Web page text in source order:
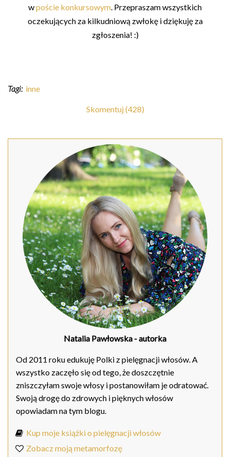
wpoście konkursowym . Przepraszam wszystkich
oczekujących za kilkudniową zwłokę i dziękuję za
zgłoszenia! :)
Tagi: inne
Skomentuj (428)
Natalia Pawłowska - autorka
Od 2011 roku edukuję Polki z pielęgnacji włosów. A
wszystko zaczęło się od tego, że doszczętnie
zniszczyłam swoje włosy i postanowiłam je odratować.
Swoją drogę do zdrowych i pięknych włosów
opowiadam na tym blogu.
Kup moje książki o pielęgnacji włosów
Zobacz moją metamorfozę